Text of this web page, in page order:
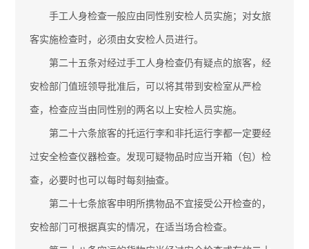
手工人身检查一般应由同性别安检人员实施；对女旅
客实施检查时，必须由女安检人员进行。
第二十五条对经过手工人身检查仍有疑点的旅客，经
安检部门值班领导批准后，可以将其带到安检室从严检
查，检查应当由同性别的两名以上安检人员实施。
第二十六条旅客的托运行李和非托运行李都一定要经
过安全检查仪器检查。发现可疑物品时应当开箱（包）检
查，必要时也可以每时每刻抽查。
第二十七条旅客申明所携物品不宜接受公开检查的，
安检部门可根据真实的情况，在适当场合检查。